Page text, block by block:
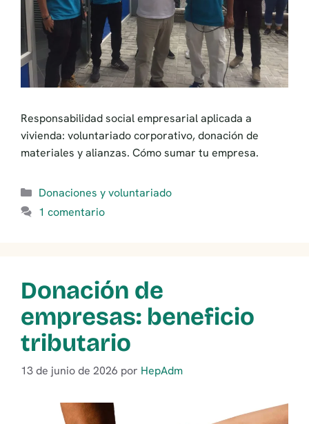
Responsabilidad social empresarial aplicada a
vivienda: voluntariado corporativo, donación de
materiales y alianzas. Cómo sumar tu empresa.
Categorías
Donaciones y voluntariado
1 comentario
Donación de
empresas: beneficio
tributario
13 de junio de 2026 por HepAdm